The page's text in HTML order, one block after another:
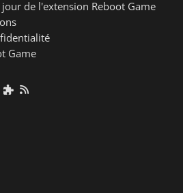
de l'extension Reboot Game
Game